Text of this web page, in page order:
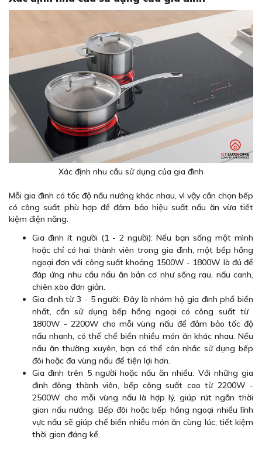
Xác định nhu cầu sử dụng của gia đình
Mỗi gia đình có tốc độ nấu nướng khác nhau, vì vậy cần chọn bếp
có công suất phù hợp để đảm bảo hiệu suất nấu ăn vừa tiết
kiệm điện năng.
Gia đình ít người (1 - 2 người): Nếu bạn sống một mình
hoặc chỉ có hai thành viên trong gia đình, một bếp hồng
ngoại đơn với công suất khoảng 1500W - 1800W là đủ để
đáp ứng nhu cầu nấu ăn bản cơ như sống rau, nấu canh,
chiên xào đơn giản.
Gia đình từ 3 - 5 người: Đây là nhóm hộ gia đình phổ biến
nhất, cần sử dụng bếp hồng ngoại có công suất từ ​​
1800W - 2200W cho mỗi vùng nấu để đảm bảo tốc độ
nấu nhanh, có thể chế biến nhiều món ăn khác nhau. Nếu
nấu ăn thường xuyên, bạn có thể cân nhắc sử dụng bếp
đôi hoặc đa vùng nấu để tiện lợi hơn.
Gia đình trên 5 người hoặc nấu ăn nhiều: Với những gia
đình đông thành viên, bếp công suất cao từ 2200W -
2500W cho mỗi vùng nấu là hợp lý, giúp rút ngắn thời
gian nấu nướng. Bếp đôi hoặc bếp hồng ngoại nhiều lĩnh
vực nấu sẽ giúp chế biến nhiều món ăn cùng lúc, tiết kiệm
thời gian đáng kể.